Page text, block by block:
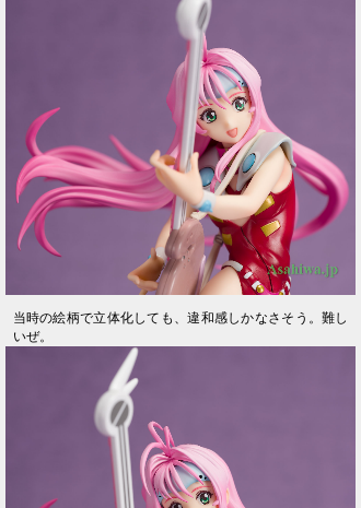
当時の絵柄で立体化しても、違和感しかなさそう。難し
いぜ。